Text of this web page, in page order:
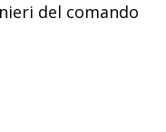
del comando